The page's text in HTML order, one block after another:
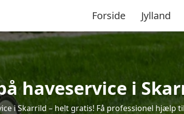
Forside Jylland
haveservice i
i Skarrild – helt gratis! Få professionel hjælp